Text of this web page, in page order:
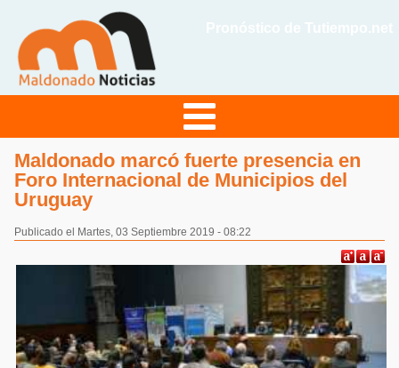
Maldonado marcó fuerte presencia en
Foro Internacional de Municipios del
Uruguay
Publicado el Martes, 03 Septiembre 2019 - 08:22